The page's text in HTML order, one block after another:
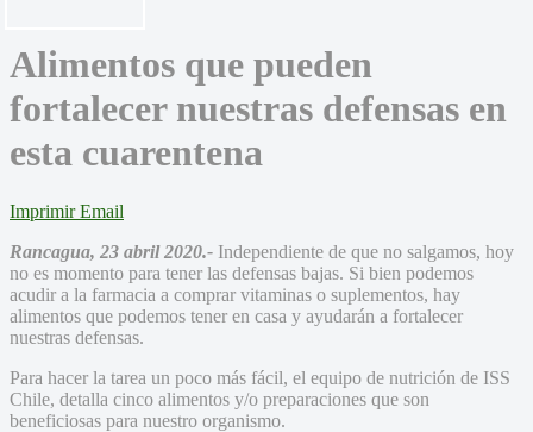
Alimentos que pueden
fortalecer nuestras defensas en
esta cuarentena
Imprimir Email
Rancagua, 23 abril 2020.- Independiente de que no salgamos, hoy
no es momento para tener las defensas bajas. Si bien podemos
acudir a la farmacia a comprar vitaminas o suplementos, hay
alimentos que podemos tener en casa y ayudarán a fortalecer
nuestras defensas.
Para hacer la tarea un poco más fácil, el equipo de nutrición de ISS
Chile, detalla cinco alimentos y/o preparaciones que son
beneficiosas para nuestro organismo.